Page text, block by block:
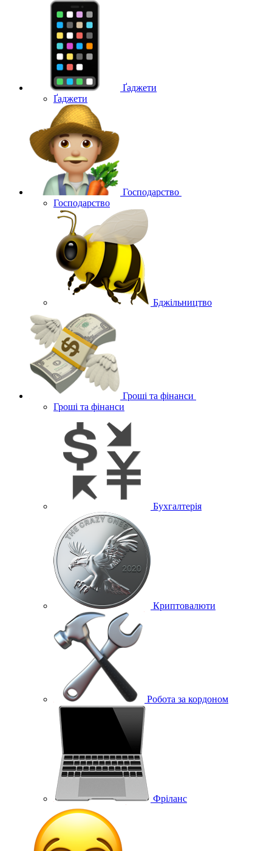
Ґаджети
Ґаджети
Господарство
Господарство
Бджільництво
Гроші та фінанси
Гроші та фінанси
Бухгалтерія
Криптовалюти
Робота за кордоном
Фріланс